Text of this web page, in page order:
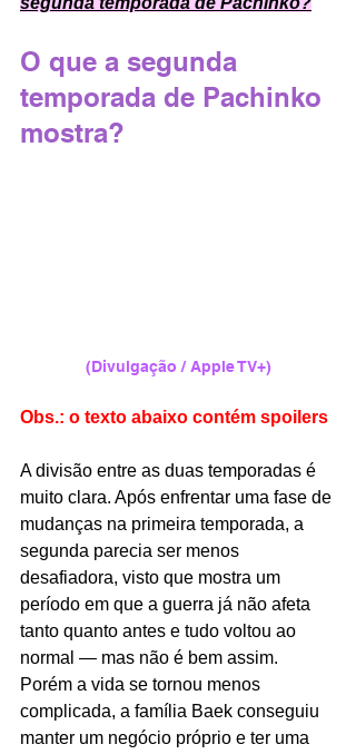
O que a segunda
temporada de Pachinko
mostra?
(Divulgação / Apple TV+)
Obs.: o texto abaixo contém spoilers
A divisão entre as duas temporadas é
muito clara. Após enfrentar uma fase de
mudanças na primeira temporada, a
segunda parecia ser menos
desafiadora, visto que mostra um
período em que a guerra já não afeta
tanto quanto antes e tudo voltou ao
normal — mas não é bem assim.
Porém a vida se tornou menos
complicada, a família Baek conseguiu
manter um negócio próprio e ter uma